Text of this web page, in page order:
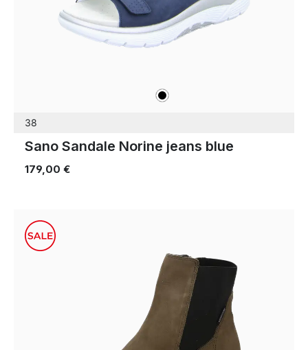
schwarz
38
Sano Sandale Norine jeans blue
179,00 €